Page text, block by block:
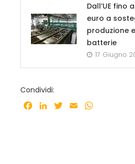
Dall’UE fino
euro a
produzione
batterie
17 Giugno
Condividi:
Facebook
LinkedInTwitter
Email